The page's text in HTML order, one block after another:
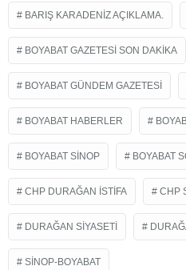
BARIŞ KARADENIZ AÇIKLAMA.
BOYABAT GAZETESI SON DAKIKA
BOYABAT GÜNDEM GAZETESI
BOYABAT HABERLER
BOYABAT SINOP BOYABAT
CHP DURAĞAN ISTIFA CHP
DURAĞAN SIYASETI
SINOP-BOYABAT